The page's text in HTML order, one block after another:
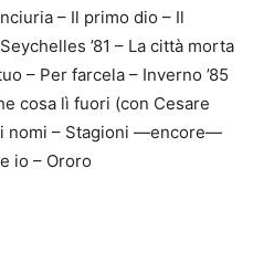
– Il primo dio – Il
’81 – La città morta
– Per farcela – Inverno ’85
cosa lì fuori (con Cesare
nomi – Stagioni —encore—
io – Ororo